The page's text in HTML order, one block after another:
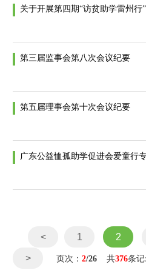
关于开展第四期“访贫助学雷州
第三届监事会第八次会议纪要
第五届理事会第十次会议纪要
广东公益恤孤助学促进会爱童行
< 1 2
> 页次： 2/26 共376条